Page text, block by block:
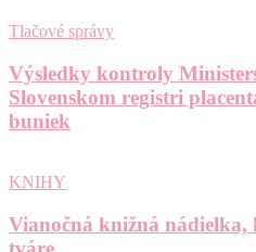
Tlačové správy
Výsledky kontroly
Slovenskom registri
buniek
KNIHY
Vianočná knižná nádielka,